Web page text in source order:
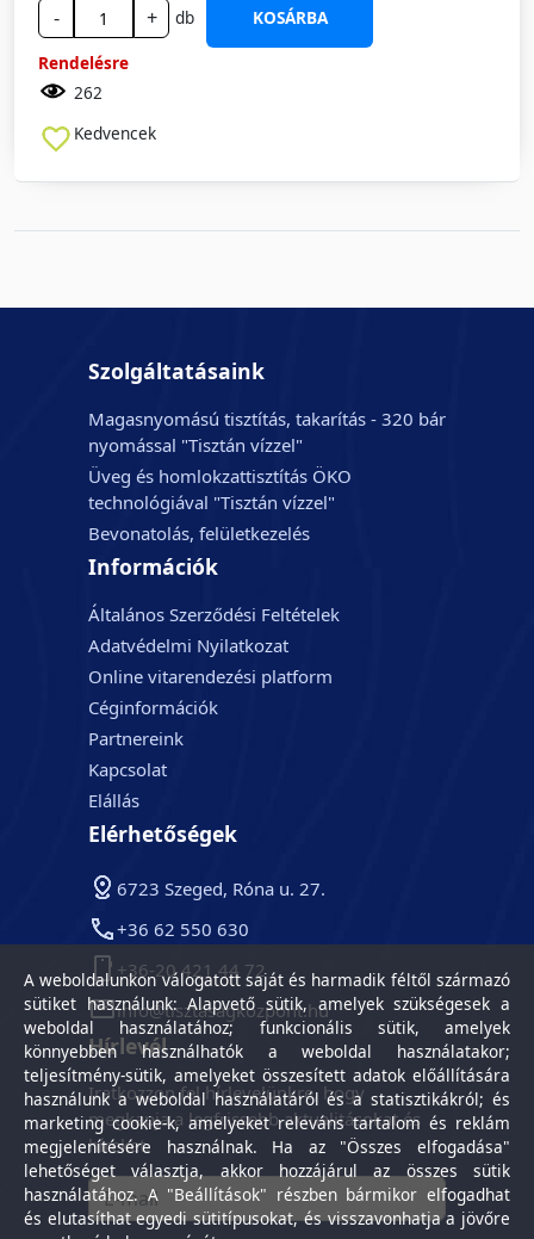
- + db
KOSÁRBA
Rendelésre
262
Kedvencek
Szolgáltatásaink
Magasnyomású tisztítás, takarítás - 320 bár
nyomással "Tisztán vízzel"
Üveg és homlokzattisztítás ÖKO
technológiával "Tisztán vízzel"
Bevonatolás, felületkezelés
Információk
Általános Szerződési Feltételek
Adatvédelmi Nyilatkozat
Online vitarendezési platform
Céginformációk
Partnereink
Kapcsolat
Elállás
Elérhetőségek
6723 Szeged, Róna u. 27.
+36 62 550 630
+36-20 421 44 72
info@tisztasagkozpont.hu
Hírlevél
Iratkozzon fel hírlevelünkre, hogy
megkapja a legfrissebb aktualitásokat és
híreket.
A weboldalunkon válogatott saját és harmadik féltől származó
sütiket használunk: Alapvető sütik, amelyek szükségesek a
weboldal használatához; funkcionális sütik, amelyek
könnyebben használhatók a weboldal használatakor;
teljesítmény-sütik, amelyeket összesített adatok előállítására
használunk a weboldal használatáról és a statisztikákról; és
marketing cookie-k, amelyeket releváns tartalom és reklám
megjelenítésére használnak. Ha az "Összes elfogadása"
lehetőséget választja, akkor hozzájárul az összes sütik
használatához. A "Beállítások" részben bármikor elfogadhat
és elutasíthat egyedi sütitípusokat, és visszavonhatja a jövőre